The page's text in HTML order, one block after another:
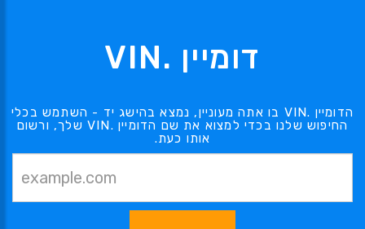
דומיין .VIN
הדומיין .VIN בו אתה מעוניין, נמצא בהישג יד - השתמש בכלי
החיפוש שלנו בכדי למצוא את שם הדומיין .VIN שלך, ורשום
אותו כעת.